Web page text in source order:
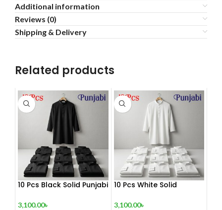
Additional information
Reviews (0)
Shipping & Delivery
Related products
10 Pcs Black Solid Punjabi
3,100.00৳
10 Pcs White Solid
3,100.00৳